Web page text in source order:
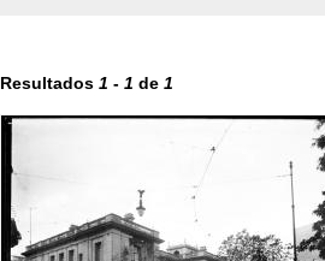
Resultados 1 - 1 de 1